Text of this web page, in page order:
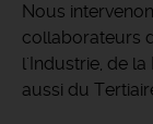
Nous
collaborateurs
l'Industrie, de
aussi du